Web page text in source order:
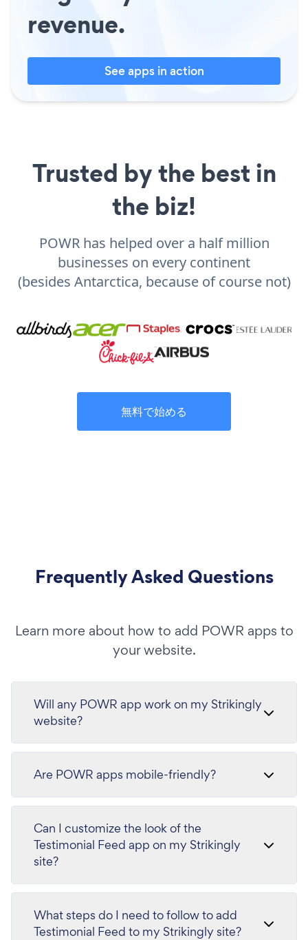
revenue.
See apps in action
Trusted by the best in
the biz!
POWR has helped over a half million
businesses on every continent
(besides Antarctica, because of course not)
無料で始める
Frequently Asked Questions
Learn more about how to add POWR apps to
your website.
Will any POWR app work on my Strikingly
website?
Are POWR apps mobile-friendly?
Can I customize the look of the
Testimonial Feed app on my Strikingly
site?
What steps do I need to follow to add
Testimonial Feed to my Strikingly site?